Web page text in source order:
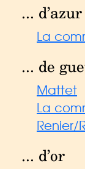
... d’azur
La
... de
Mattet
La
Renier/
... d’or